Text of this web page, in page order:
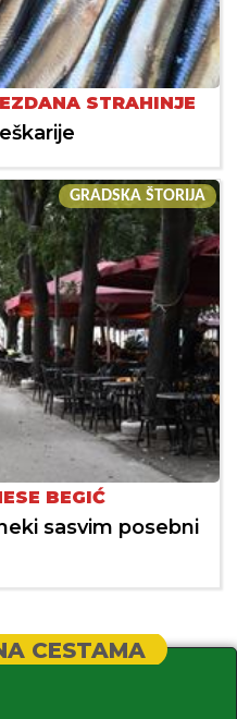
STRAHINJE
GRADSKA ŠTORIJA
BEGIĆ
sasvim posebni
CESTAMA